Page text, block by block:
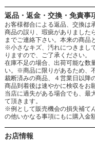
返品・返金・交換・免責事
お客様都合による返品、交換は
商品の誤り、瑕疵がありました
までご連絡下さい。本来の商品
※小さなキズ、汚れにつきまし
りますので、ご了承ください。
在庫不足の場合、出荷可能な数
い。※商品に限りがあるため、
裁断済みの商品、４営業日以降
商品到着後は速やかに検収をお
当店に過失がある場合でも、最
て頂きます。
※例として販売機会の損失補て
の他いかなる事項にもに購入金
お店情報